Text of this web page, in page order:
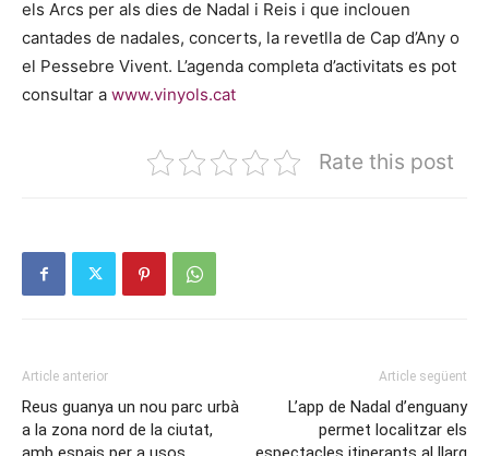
els Arcs per als dies de Nadal i Reis i que inclouen
cantades de nadales, concerts, la revetlla de Cap d’Any o
el Pessebre Vivent. L’agenda completa d’activitats es pot
consultar a www.vinyols.cat
Rate this post
Article anterior
Reus guanya un nou parc urbà
a la zona nord de la ciutat,
Article següent
L’app de Nadal d’enguany
permet localitzar els